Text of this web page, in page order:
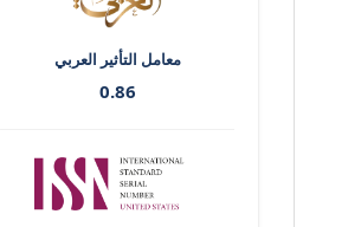
معامل التأثير العربي
0.86